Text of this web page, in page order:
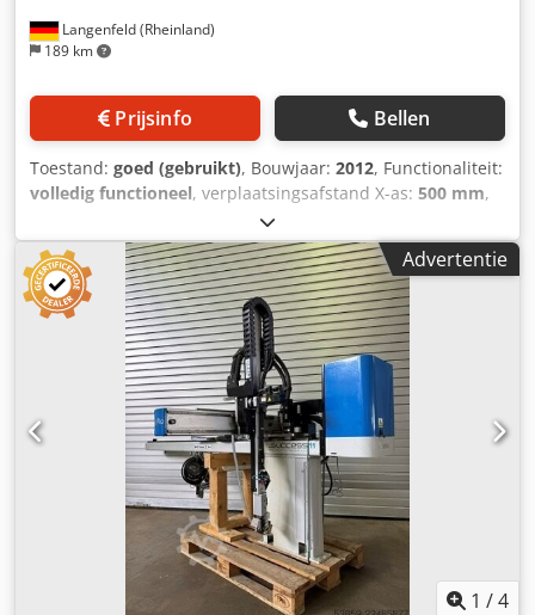
Langenfeld (Rheinland)
189 km
Prijsinfo Bellen
Toestand: goed (gebruikt), Bouwjaar: 2012, Functionaliteit:
volledig functioneel, verplaatsingsafstand X-as: 500 mm,
, verplaatsingsafstand Z-as:
2.500 mm, totaalgewicht:515 kg, Wittmann W832 –
Manipulator Cjdpfx Aeznbvaedwjrf Artikelnummer: 503685
Type machine/apparaat: Manipulator Fabrikant: Wittmann
Type: W832 Bouwjaar: 2012 Draagvermogen: 15 kg Slag X-
as: 500 mm Slag Y-as: 1600 mm Slag Z-as: 2500 mm
Interface: EM 67
Advertentie
1 /4